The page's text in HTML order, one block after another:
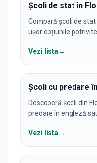
Școli de stat în
Compară școli de
ușor opțiunile
Vezi lista→
Școli cu predare
Descoperă școli din
predare în engleză
Vezi lista→